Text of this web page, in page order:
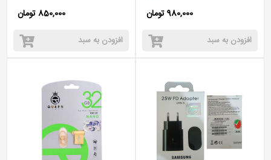
980,000 تومان
افزودن به سبد
850,000 تومان
افزودن به سبد